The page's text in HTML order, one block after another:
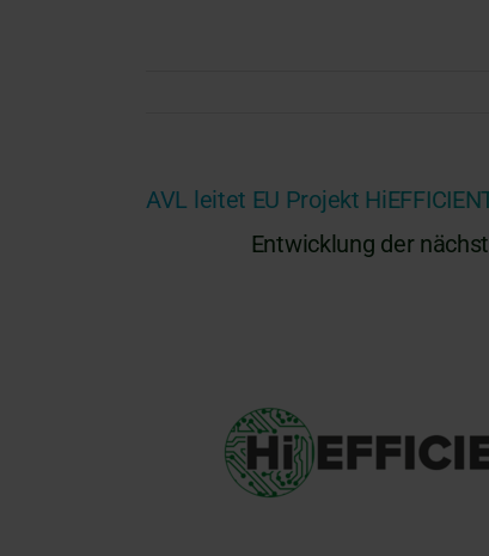
AVL leitet EU Projekt
Entwicklung der